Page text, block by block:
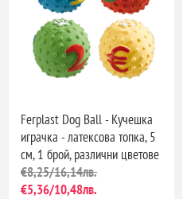
Ferplast Dog Ball - Кучешка
играчка - латексова топка, 5
см, 1 брой, различни цветове
€8,25/16,14лв.
€5,36/10,48лв.